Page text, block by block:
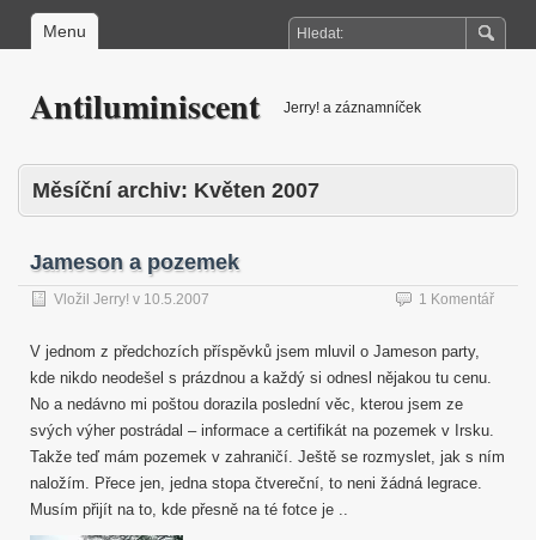
Menu
Antiluminiscent Jerry! a záznamníček
Měsíční archiv: Květen 2007
Jameson a pozemek
Vložil Jerry! v 10.5.2007 1 Komentář
V jednom z předchozích příspěvků jsem mluvil o Jameson party,
kde nikdo neodešel s prázdnou a každý si odnesl nějakou tu cenu.
No a nedávno mi poštou dorazila poslední věc, kterou jsem ze
svých výher postrádal – informace a certifikát na pozemek v Irsku.
Takže teď mám pozemek v zahraničí. Ještě se rozmyslet, jak s ním
naložím. Přece jen, jedna stopa čtvereční, to neni žádná legrace.
Musím přijít na to, kde přesně na té fotce je ..